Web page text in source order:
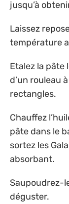
jusqu’à
Laissez
température
Etalez la pâte
d’un rouleau
rectangles.
Chauffez
pâte dans le
sortez les
absorbant.
Saupoudrez-
déguster.